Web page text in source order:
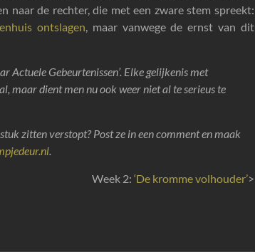
naar de rechter, die met een zware stem spreekt:
ontslagen, maar vanwege de ernst van dit
Actuele Gebeurtenissen’. Elke gelijkenis met
maar dient men nu ook weer niet al te serieus te
zitten verstopt? Post ze in een comment en maak
.
Week 2: ‘De kromme volhouder’>